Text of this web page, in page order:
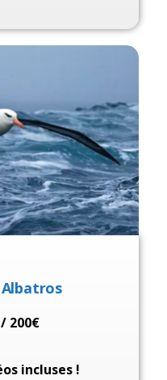
200€
incluses !